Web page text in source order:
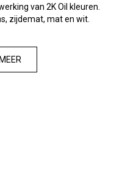
van 2K Oil kleuren.
zijdemat, mat en wit.